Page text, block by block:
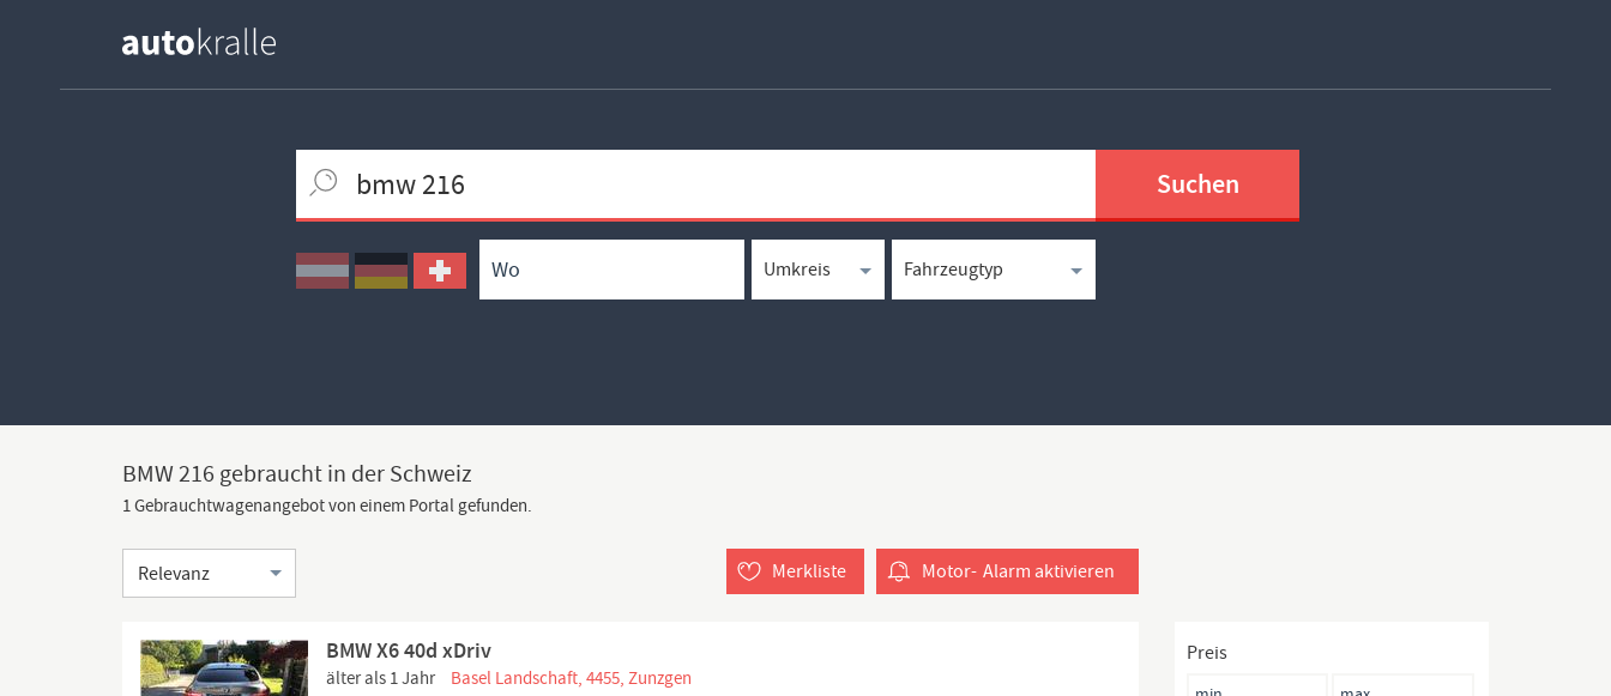
Ortssuche
Umkreissuche
Typsuche
Preis
BMW 216 gebraucht in der Schweiz
1 Gebrauchtwagenangebot von einem Portal gefunden.
Sortierung Motor- Alarm aktivieren
Merkliste
BMW X6 40d xDriv
älter als 1 Jahr Basel Landschaft, 4455, Zunzgen